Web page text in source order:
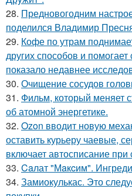
28. Предновогодним
поделился Владимир
29. Кофе по утрам
других способов и помогает
показало недавнее
30. Очищение сосудов
31. Фильм, который меняет
об атомной энергетике.
32. Ozon вводит новую
оставить курьеру чаевые,
включает автосписание
33. Caлат "Мaкcим".
34. Замиокулькас. Это